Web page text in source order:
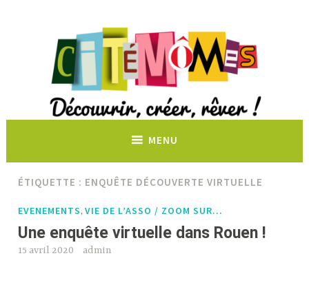
Découvrir, créer, rêver !
MENU
ÉTIQUETTE : ENQUÊTE DÉCOUVERTE VIRTUELLE
EVENEMENTS ,VIE DE L’ASSO / ZOOM SUR…
Une enquête virtuelle dans Rouen !
15 avril 2020 admin